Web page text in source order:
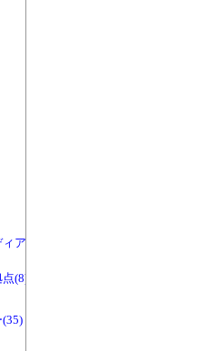
アセンタ
(8)